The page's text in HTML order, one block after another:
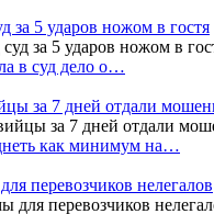
за 5 ударов ножом в гостя
в суд дело о…
за 7 дней отдали
как минимум на…
перевозчиков нелегалов